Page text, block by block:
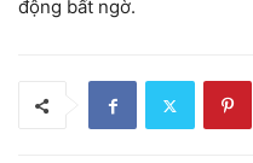
động bất ngờ.